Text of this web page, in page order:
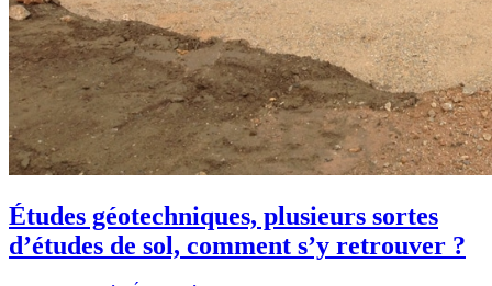
Études géotechniques, plusieurs sortes
d’études de sol, comment s’y retrouver ?